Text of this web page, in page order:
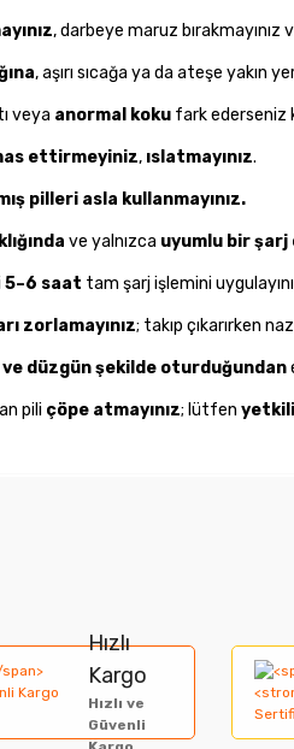
, darbeye maruz bırakmayınız
, aşırı sıcağa ya da ateşe yakın
veya anormal koku fark ederseniz
ettirmeyiniz, ıslatmayınız.
pilleri asla kullanmayınız.
ve yalnızca uyumlu bir şarj
5–6 saat tam şarj işlemini
zorlamayınız; takıp çıkarırken
düzgün şekilde oturduğundan
pili çöpe atmayınız; lütfen
eksik bilgiler bulunuyor.
hatalar bulunuyor.
Hızlı
Kargo
Hızlı ve
Güvenli